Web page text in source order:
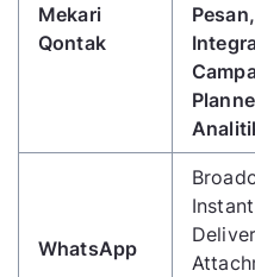
Mekari
Qontak
Pesan,
WhatsApp
Instant